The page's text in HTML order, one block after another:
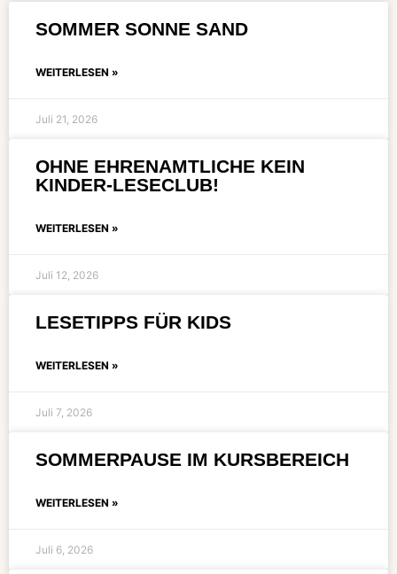
SOMMER SONNE SAND
WEITERLESEN »
Juli 21, 2026
OHNE EHRENAMTLICHE KEIN
KINDER-LESECLUB!
WEITERLESEN »
Juli 12, 2026
LESETIPPS FÜR KIDS
WEITERLESEN »
Juli 7, 2026
SOMMERPAUSE IM KURSBEREICH
WEITERLESEN »
Juli 6, 2026